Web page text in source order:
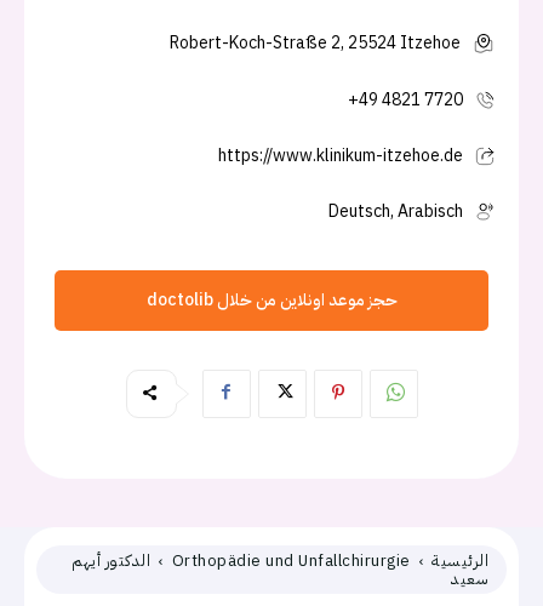
الرئيسية Orthopädie und Unfallchirurgie الدكتور أيهم
سعيد
Robert-Koch-Straße 2, 25524 Itzehoe
+49 4821 7720
https://www.klinikum-itzehoe.de
Deutsch, Arabisch
حجز موعد اونلاين من خلال doctolib